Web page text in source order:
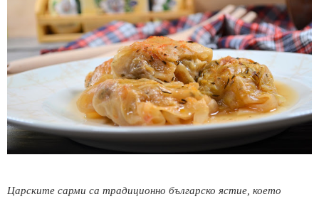
Царските сарми са традиционно българско ястие, което